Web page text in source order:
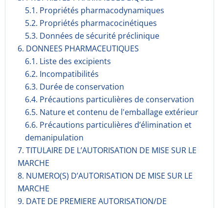
5.1. Propriétés pharmacodynami­ques
5.2. Propriétés pharmacocinéti­ques
5.3. Données de sécurité préclinique
6. DONNEES PHARMACEUTIQUES
6.1. Liste des excipients
6.2. Incompati­bilités
6.3. Durée de conservation
6.4. Précautions particulières de conservation
6.5. Nature et contenu de l'emballage extérieur
6.6. Précautions particulières d’élimination et
demanipulation
7. TITULAIRE DE L’AUTORISATION DE MISE SUR LE
MARCHE
8. NUMERO(S) D’AUTORISATION DE MISE SUR LE
MARCHE
9. DATE DE PREMIERE AUTORISATION/DE